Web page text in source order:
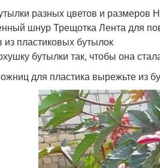
разных цветов и размеров
шнур Трещотка Лента для
пластиковых бутылок
бутылки так, чтобы она
для пластика вырежьте из